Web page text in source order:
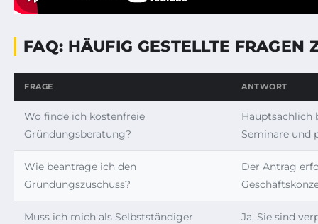
FAQ: HÄUFIG GESTELLTE FRAGEN
FRAGE ANTWORT
Wo finde ich kostenfreie
Gründungsberatung?
Hauptsächlich
Seminare und
Wie beantrage ich den
Gründungszuschuss?
Der Antrag
Muss ich mich als Selbstständiger
Ja, Sie sind